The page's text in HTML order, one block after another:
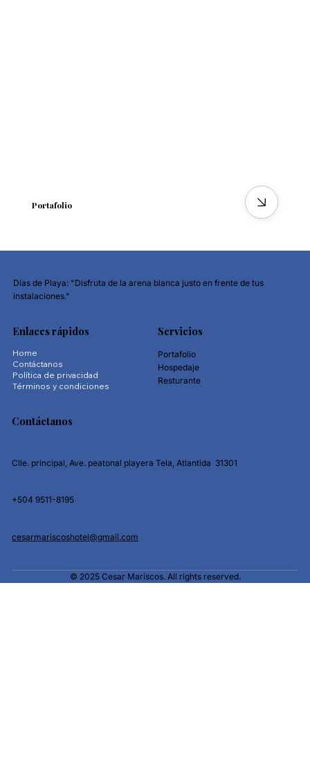
Portafolio
Enlaces rápidos
Home
Contáctanos
Política de privacidad
Términos y condiciones
Servicios
Portafolio
Hospedaje
Resturante
Contáctanos
Clle. principal, Ave. peatonal playera Tela, Atlantida 31301
+504 9511-8195
cesarmariscoshotel@gmail.com
Días de Playa: "Disfruta de la arena blanca justo en frente de tus
instalaciones."
© 2025 Cesar Mariscos. All rights reserved.